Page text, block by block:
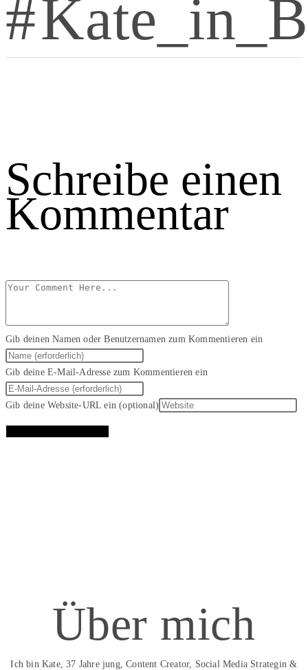
Schreibe einen
Kommentar
Gib deinen Namen oder Benutzernamen zum Kommentieren ein
Gib deine E-Mail-Adresse zum Kommentieren ein
Gib deine Website-URL ein (optional)
Über mich
Ich bin Kate, 37 Jahre jung, Content Creator, Social Media Strategin &